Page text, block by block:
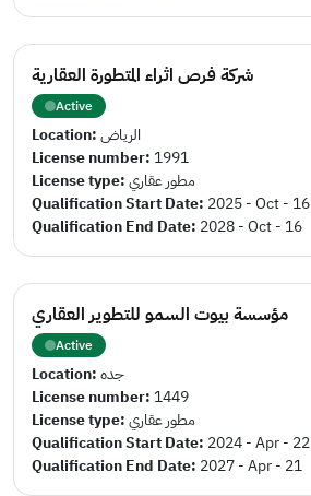
شركة فرص اثراء المتطورة العقارية
Active
Location:الرياض
License number: 1991
License type:مطور عقاري
Qualification Start Date: 2025 - Oct - 16
Qualification End Date: 2028 - Oct - 16
مؤسسة بيوت السمو للتطوير العقاري
Active
Location:جده
License number: 1449
License type:مطور عقاري
Qualification Start Date: 2024 - Apr - 22
Qualification End Date: 2027 - Apr - 21